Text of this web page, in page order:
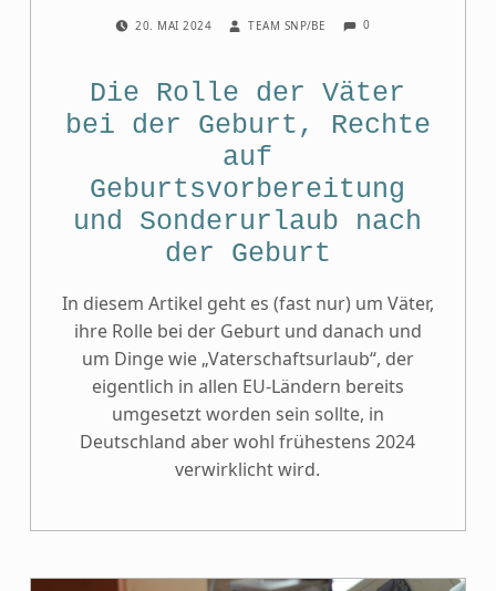
20. MAI 2024 TEAM SNP/BE 0
Die Rolle der Väter
bei der Geburt, Rechte
auf
Geburtsvorbereitung
und Sonderurlaub nach
der Geburt
In diesem Artikel geht es (fast nur) um Väter,
ihre Rolle bei der Geburt und danach und
um Dinge wie „Vaterschaftsurlaub“, der
eigentlich in allen EU-Ländern bereits
umgesetzt worden sein sollte, in
Deutschland aber wohl frühestens 2024
verwirklicht wird.